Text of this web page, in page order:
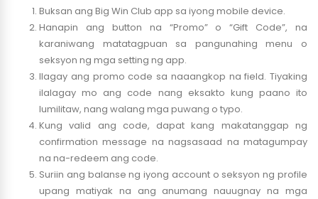
Buksan ang Big Win Club app sa iyong mobile device.
Hanapin ang button na “Promo” o “Gift Code”, na
karaniwang matatagpuan sa pangunahing menu o
seksyon ng mga setting ng app.
Ilagay ang promo code sa naaangkop na field. Tiyaking
ilalagay mo ang code nang eksakto kung paano ito
lumilitaw, nang walang mga puwang o typo.
Kung valid ang code, dapat kang makatanggap ng
confirmation message na nagsasaad na matagumpay
na na-redeem ang code.
Suriin ang balanse ng iyong account o seksyon ng profile
upang matiyak na ang anumang nauugnay na mga